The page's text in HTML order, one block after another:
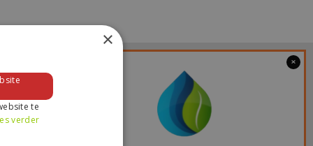
×
te
verder